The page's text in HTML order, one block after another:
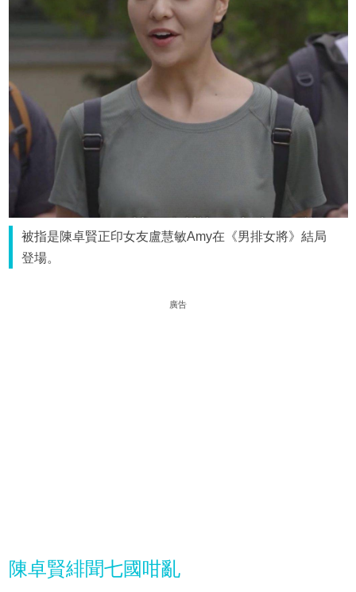
被指是陳卓賢正印女友盧慧敏Amy在《男排女將》結局
登場。
廣告
陳卓賢緋聞七國咁亂